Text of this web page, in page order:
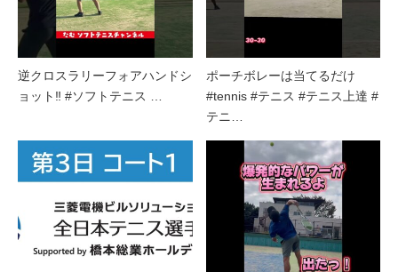
逆クロスラリーフォアハンドシ
ョット‼︎ #ソフトテニス …
ポーチボレーは当てるだけ
#tennis #テニス #テニス上達 #
テニ…